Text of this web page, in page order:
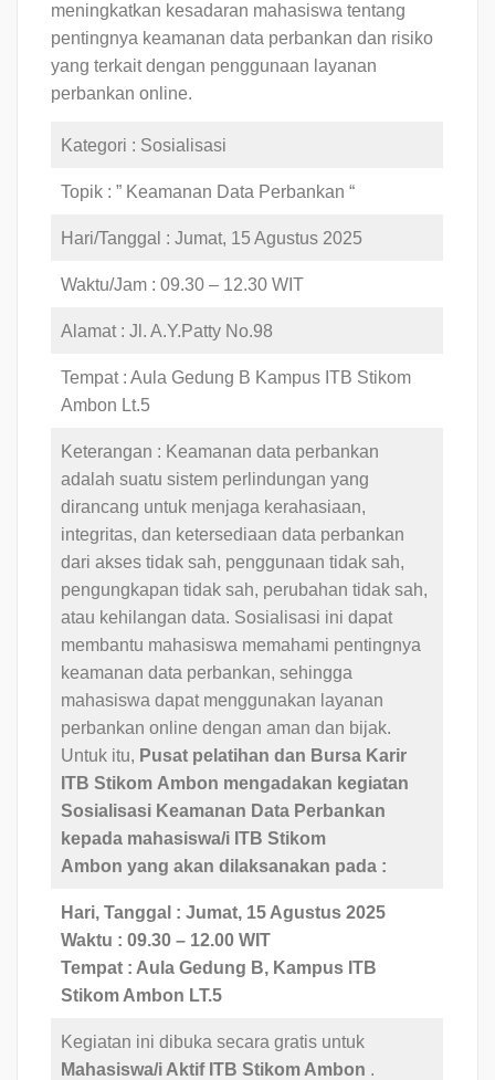
meningkatkan kesadaran mahasiswa tentang
pentingnya keamanan data perbankan dan risiko
yang terkait dengan penggunaan layanan
perbankan online.
Kategori : Sosialisasi
Topik : ” Keamanan Data Perbankan “
Hari/Tanggal : Jumat, 15 Agustus 2025
Waktu/Jam : 09.30 – 12.30 WIT
Alamat : Jl. A.Y.Patty No.98
Tempat : Aula Gedung B Kampus ITB Stikom
Ambon Lt.5
Keterangan : Keamanan data perbankan
adalah suatu sistem perlindungan yang
dirancang untuk menjaga kerahasiaan,
integritas, dan ketersediaan data perbankan
dari akses tidak sah, penggunaan tidak sah,
pengungkapan tidak sah, perubahan tidak sah,
atau kehilangan data. Sosialisasi ini dapat
membantu mahasiswa memahami pentingnya
keamanan data perbankan, sehingga
mahasiswa dapat menggunakan layanan
perbankan online dengan aman dan bijak.
Untuk itu, Pusat pelatihan dan Bursa Karir
ITB Stikom Ambon mengadakan kegiatan
Sosialisasi Keamanan Data Perbankan
kepada mahasiswa/i ITB Stikom
Ambon yang akan dilaksanakan pada :
Hari, Tanggal : Jumat, 15 Agustus 2025
Waktu : 09.30 – 12.00 WIT
Tempat : Aula Gedung B, Kampus ITB
Stikom Ambon LT.5
Kegiatan ini dibuka secara gratis untuk
Mahasiswa/i Aktif ITB Stikom Ambon .